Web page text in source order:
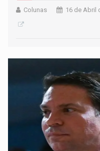
Colunas 16 de Abril